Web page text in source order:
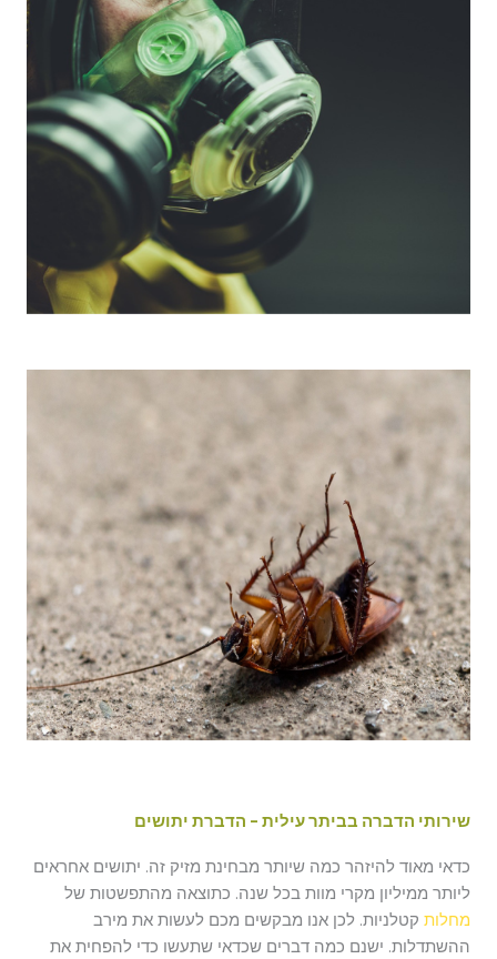
שירותי הדברה בביתר עילית - הדברת יתושים
כדאי מאוד להיזהר כמה שיותר מבחינת מזיק זה. יתושים אחראים
ליותר ממיליון מקרי מוות בכל שנה. כתוצאה מהתפשטות של
מחלות קטלניות. לכן אנו מבקשים מכם לעשות את מירב
ההשתדלות. ישנם כמה דברים שכדאי שתעשו כדי להפחית את